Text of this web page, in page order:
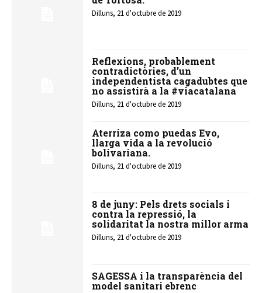
Dilluns, 21 d'octubre de 2019
Reflexions, probablement
contradictòries, d’un
independentista cagadubtes que
no assistirà a la #viacatalana
Dilluns, 21 d'octubre de 2019
Aterriza como puedas Evo,
llarga vida a la revolució
bolivariana.
Dilluns, 21 d'octubre de 2019
8 de juny: Pels drets socials i
contra la repressió, la
solidaritat la nostra millor arma
Dilluns, 21 d'octubre de 2019
SAGESSA i la transparència del
model sanitari ebrenc